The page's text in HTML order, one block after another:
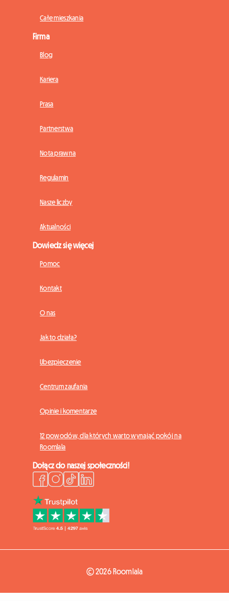
Całe mieszkania
Firma
Blog
Kariera
Prasa
Partnerstwa
Nota prawna
Regulamin
Nasze liczby
Aktualności
Dowiedz się więcej
Pomoc
Kontakt
O nas
Jak to działa?
Ubezpieczenie
Centrum zaufania
Opinie i komentarze
12 powodów, dla których warto wynająć pokój na
Roomlala
Dołącz do naszej społeczności!
© 2026 Roomlala